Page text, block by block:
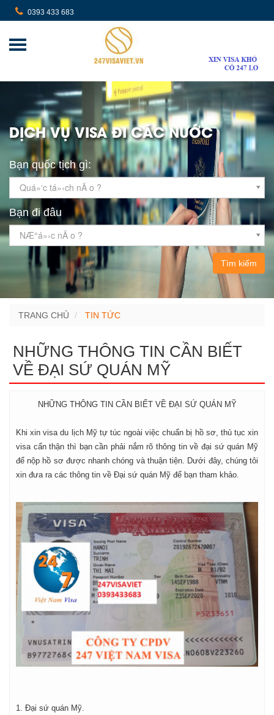
0393 433 683
DỊCH VỤ VISA ĐI CÁC NƯỚC
Bạn quốc tịch gì:
Quá»‘c tá»‹ch nÃ o ?
Bạn đi đâu
NÆ°á»›c nÃ o ?
Tìm kiếm
TRANG CHỦ TIN TỨC
NHỮNG THÔNG TIN CẦN BIẾT
VỀ ĐẠI SỨ QUÁN MỸ
NHỮNG THÔNG TIN CẦN BIẾT VỀ ĐẠI SỨ QUÁN MỸ
Khi xin visa du lịch Mỹ tự túc ngoài việc chuẩn bị hồ sơ, thủ tục xin
visa cẩn thận thì bạn cần phải nắm rõ thông tin về đại sứ quán Mỹ
để nộp hồ sơ được nhanh chóng và thuận tiện. Dưới đây, chúng tôi
xin đưa ra các thông tin về Đại sứ quán Mỹ để bạn tham khảo.
1. Đại sứ quán Mỹ.